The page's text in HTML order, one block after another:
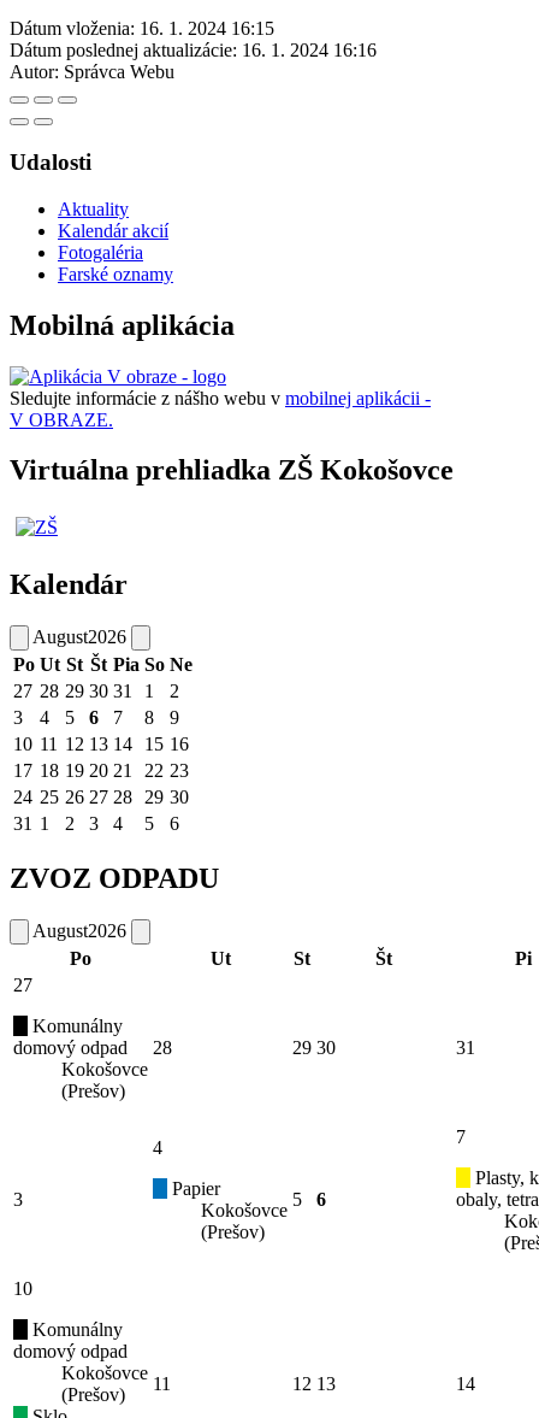
Dátum vloženia: 16. 1. 2024 16:15
Dátum poslednej aktualizácie: 16. 1. 2024 16:16
Autor: Správca Webu
Udalosti
Aktuality
Kalendár akcií
Fotogaléria
Farské oznamy
Mobilná aplikácia
Sledujte informácie z nášho webu v mobilnej aplikácii -
V OBRAZE.
Virtuálna prehliadka ZŠ Kokošovce
Kalendár
August2026
Po Ut St Št Pia So Ne
27 28 29 30 31 1
2
3
4 5 6 7 8
9
10 11 12 13 14 15 16
17 18 19 20 21 22 23
24 25 26 27 28 29 30
31 1 2 3 4 5 6
ZVOZ ODPADU
August2026
Po
Ut St Št
Pi
27
Komunálny
domový odpad
Kokošovce
(Prešov)
28 29 30 31
3
4
Papier
Kokošovce
(Prešov)
5 6
7
Plasty,
obaly,
10
Komunálny
domový odpad
Kokošovce
(Prešov)
11 12 13 14